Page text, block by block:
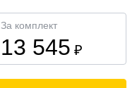
За комплект
13 545 ₽